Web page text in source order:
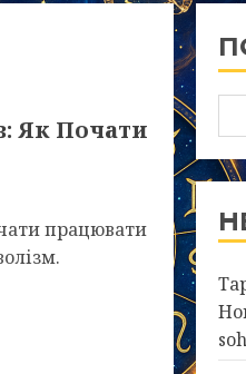
Як Почати
працювати